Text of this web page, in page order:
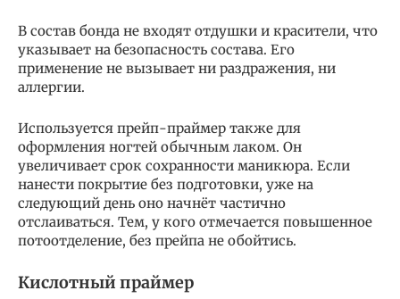
В состав бонда не входят отдушки и красители, что
указывает на безопасность состава. Его
применение не вызывает ни раздражения, ни
аллергии.
Используется прейп-праймер также для
оформления ногтей обычным лаком. Он
увеличивает срок сохранности маникюра. Если
нанести покрытие без подготовки, уже на
следующий день оно начнёт частично
отслаиваться. Тем, у кого отмечается повышенное
потоотделение, без прейпа не обойтись.
Кислотный праймер